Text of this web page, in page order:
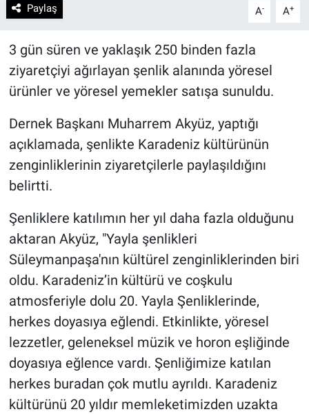
Paylaş A- A+
3 gün süren ve yaklaşık 250 binden fazla
ziyaretçiyi ağırlayan şenlik alanında yöresel
ürünler ve yöresel yemekler satışa sunuldu.
Dernek Başkanı Muharrem Akyüz, yaptığı
açıklamada, şenlikte Karadeniz kültürünün
zenginliklerinin ziyaretçilerle paylaşıldığını
belirtti.
Şenliklere katılımın her yıl daha fazla olduğunu
aktaran Akyüz, "Yayla şenlikleri
Süleymanpaşa'nın kültürel zenginliklerinden biri
oldu. Karadeniz’in kültürü ve coşkulu
atmosferiyle dolu 20. Yayla Şenliklerinde,
herkes doyasıya eğlendi. Etkinlikte, yöresel
lezzetler, geleneksel müzik ve horon eşliğinde
doyasıya eğlence vardı. Şenliğimize katılan
herkes buradan çok mutlu ayrıldı. Karadeniz
kültürünü 20 yıldır memleketimizden uzakta